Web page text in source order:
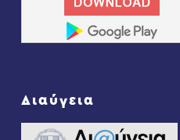
Διαύγεια